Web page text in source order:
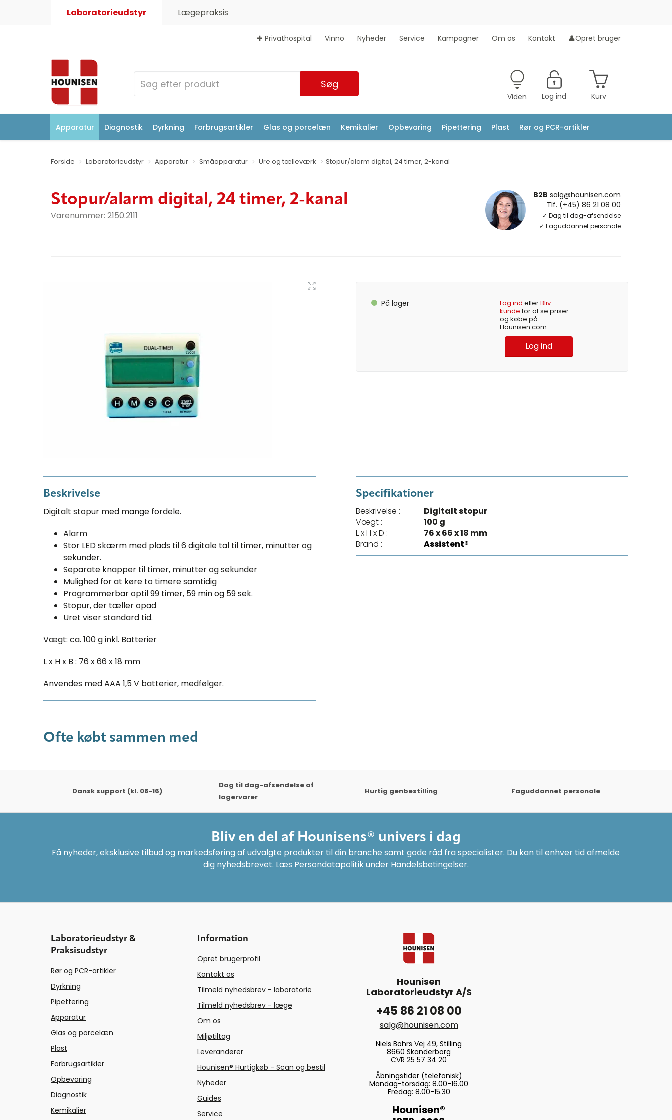
Laboratorieudstyr Lægepraksis
✚ Privathospital Vinno Nyheder Service Kampagner Om os Kontakt 👤Opret bruger
Søg
Viden Log ind Kurv
Apparatur Diagnostik Dyrkning Forbrugsartikler Glas og porcelæn Kemikalier Opbevaring Pipettering Plast Rør og PCR-artikler
Forside Laboratorieudstyr Apparatur Småapparatur Ure og tælleværk Stopur/alarm digital, 24 timer, 2-kanal
Stopur/alarm digital, 24 timer, 2-kanal
Varenummer: 2150.2111
B2B salg@hounisen.com
Tlf. (+45) 86 21 08 00
✓ Dag til dag-afsendelse
✓ Faguddannet personale
På lager Log ind ellerBliv
kundefor at se priser
og købe på
Hounisen.com
Log ind
Beskrivelse
Digitalt stopur med mange fordele.
Alarm
Stor LED skærm med plads til 6 digitale tal til timer, minutter og
sekunder.
Separate knapper til timer, minutter og sekunder
Mulighed for at køre to timere samtidig
Programmerbar optil 99 timer, 59 min og 59 sek.
Stopur, der tæller opad
Uret viser standard tid.
Vægt: ca. 100 g inkl. Batterier
L x H x B : 76 x 66 x 18 mm
Anvendes med AAA 1,5 V batterier, medfølger.
Specifikationer
Beskrivelse :
Digitalt stopur
Vægt :
100 g
L x H x D :
76 x 66 x 18 mm
Brand :
Assistent®
Ofte købt sammen med
Dansk support (kl. 08-16)
Dag til dag-afsendelse af
lagervarer
Hurtig genbestilling Faguddannet personale
Bliv en del af Hounisens® univers i dag
Få nyheder, eksklusive tilbud og markedsføring af udvalgte produkter til din branche samt gode råd fra specialister. Du kan til enhver tid afmelde
dig nyhedsbrevet. Læs Persondatapolitik under Handelsbetingelser.
Laboratorieudstyr &
Praksisudstyr
Rør og PCR-artikler
Dyrkning
Pipettering
Apparatur
Glas og porcelæn
Plast
Forbrugsartikler
Opbevaring
Diagnostik
Kemikalier
Information
Opret brugerprofil
Kontakt os
Tilmeld nyhedsbrev - laboratorie
Tilmeld nyhedsbrev - læge
Om os
Miljøtiltag
Leverandører
Hounisen® Hurtigkøb - Scan og bestil
Nyheder
Guides
Service
Hounisen
Laboratorieudstyr A/S
+45 86 21 08 00
salg@hounisen.com
Niels Bohrs Vej 49, Stilling
8660 Skanderborg
CVR 25 57 34 20
Åbningstider (telefonisk)
Mandag-torsdag: 8.00-16.00
Fredag: 8.00-15.30
Hounisen®